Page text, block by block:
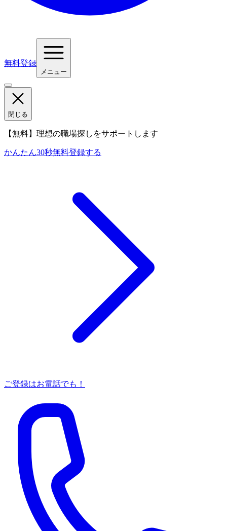
無料登録
メニュー
閉じる
【無料】理想の職場探しをサポートします
かんたん30秒無料登録する
ご登録はお電話でも！